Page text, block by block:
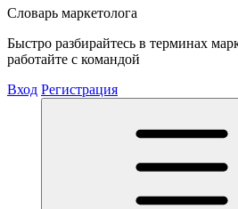
Словарь маркетолога
Быстро разбирайтесь в терминах
работайте с командой
Вход Регистрация